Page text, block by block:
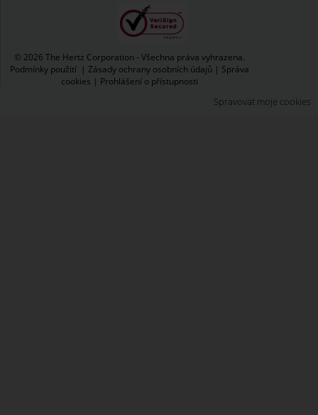
© 2026 The Hertz Corporation - Všechna práva vyhrazena.
Podmínky použití | Zásady ochrany osobních údajů | Správa
cookies | Prohlášení o přístupnosti
Spravovat moje cookies